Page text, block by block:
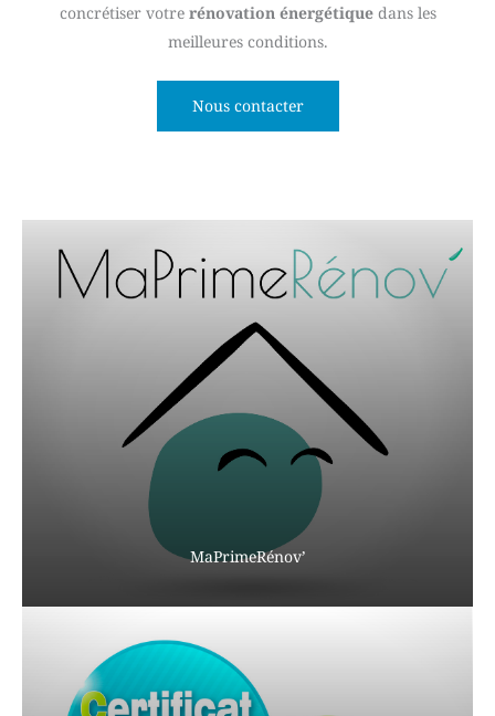
concrétiser votre rénovation énergétiquedans les
meilleures conditions.
Nous contacter
MaPrimeRénov’